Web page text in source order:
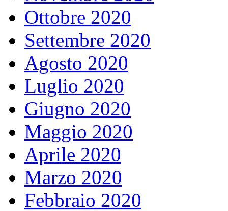
Ottobre 2020
Settembre 2020
Agosto 2020
Luglio 2020
Giugno 2020
Maggio 2020
Aprile 2020
Marzo 2020
Febbraio 2020